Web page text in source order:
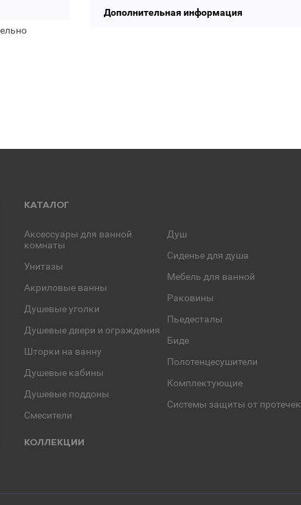
Дополнительная информация
КАТАЛОГ
Аксессуары для ванной
комнаты
Унитазы
Акриловые ванны
Душевые уголки
Душевые двери и ограждения
Шторки на ванну
Душевые кабины
Душевые поддоны
Смесители
Душ
Сиденье для душа
Мебель для ванной
Раковины
Пьедесталы
Биде
Полотенцесушители
Комплектующие
Системы защиты от протечек
КОЛЛЕКЦИИ